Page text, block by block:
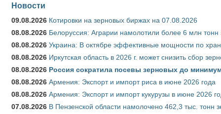
Новости
09.08.2026 Котировки на зерновых биржах на 07.08.2026
08.08.2026 Белоруссия: Аграрии намолотили более 6 млн тонн
08.08.2026 Украина: В октябре эффективные мощности по
08.08.2026 Иркутская область в 2026 г. может снизить сбор
08.08.2026 Россия сократила посевы зерновых до
08.08.2026 Армения: Экспорт и импорт риса в июне 2026 года
08.08.2026 Армения: Экспорт и импорт кукурузы в июне 2026
07.08.2026 В Пензенской области намолочено 462,3 тыс. тонн